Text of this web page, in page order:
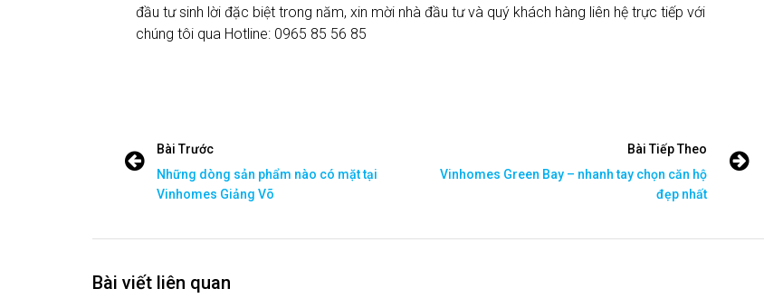
đầu tư sinh lời đặc biệt trong năm, xin mời nhà đầu tư và quý khách hàng liên hệ trực tiếp với
chúng tôi qua Hotline: 0965 85 56 85
Bài Trước
Những dòng sản phẩm nào có mặt tại
Vinhomes Giảng Võ
Bài Tiếp Theo
Vinhomes Green Bay – nhanh tay chọn căn hộ
đẹp nhất
Bài viết liên quan